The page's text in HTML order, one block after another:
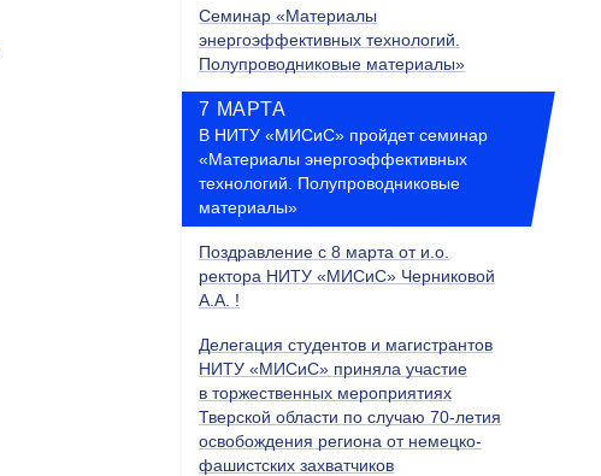
Семинар «Материалы
энергоэффективных технологий.
Полупроводниковые материалы»
7 МАРТА
В НИТУ «МИСиС» пройдет семинар
«Материалы энергоэффективных
технологий. Полупроводниковые
материалы»
Поздравление с 8 марта от и.о.
ректора НИТУ «МИСиС» Черниковой
А.А. !
Делегация студентов и магистрантов
НИТУ «МИСиС» приняла участие
в торжественных мероприятиях
Тверской области по случаю 70-летия
освобождения региона от немецко-
фашистских захватчиков